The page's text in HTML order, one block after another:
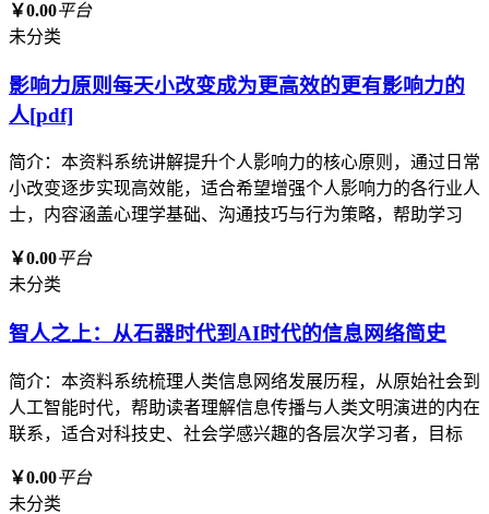
￥0.00平台
未分类
影响力原则每天小改变成为更高效的更有影响力的
人[pdf]
简介：本资料系统讲解提升个人影响力的核心原则，通过日常
小改变逐步实现高效能，适合希望增强个人影响力的各行业人
士，内容涵盖心理学基础、沟通技巧与行为策略，帮助学习
￥0.00平台
未分类
智人之上：从石器时代到AI时代的信息网络简史
简介：本资料系统梳理人类信息网络发展历程，从原始社会到
人工智能时代，帮助读者理解信息传播与人类文明演进的内在
联系，适合对科技史、社会学感兴趣的各层次学习者，目标
￥0.00平台
未分类